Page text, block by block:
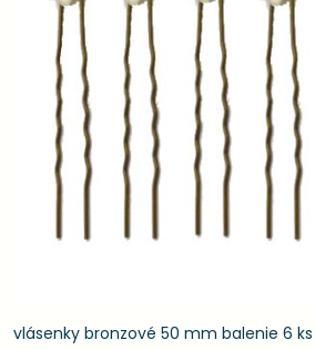
vlásenky bronzové 50 mm balenie 6